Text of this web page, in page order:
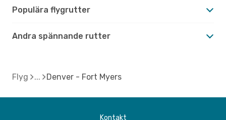
Populära flygrutter
Andra spännande rutter
Flyg Denver - Fort Myers
Kontakt